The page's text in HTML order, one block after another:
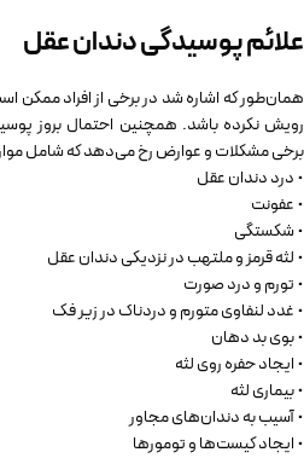
علائم پوسیدگی دندان عقل
همان‌طور که اشاره شد در برخی از افراد ممکن
رویش نکرده باشد. همچنین احتمال بروز
برخی مشکلات و عوارض رخ می‌دهد که شامل
• درد دندان عقل
• عفونت
• شکستگی
• لثه قرمز و ملتهب در نزدیکی دندان عقل
• تورم و درد صورت
• غدد لنفاوی متورم و دردناک در زیر فک
• بوی بد دهان
• ایجاد حفره روی لثه
• بیماری لثه
• آسیب به دندان‌های مجاور
• ایجاد کیست‌ها و تومورها